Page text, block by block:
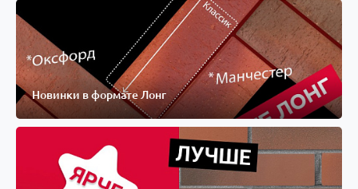
Новинки в формате Лонг